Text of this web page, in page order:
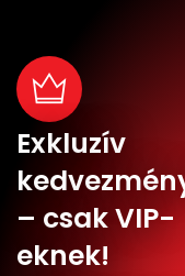
Exkluzív
– csak VIP-
eknek!